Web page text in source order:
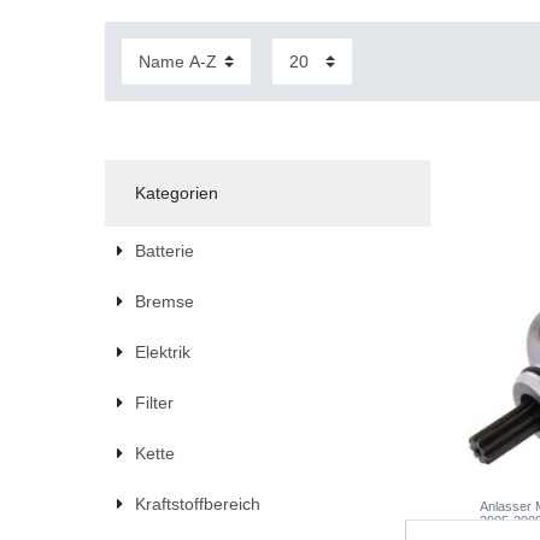
Kategorien
Batterie
Bremse
Elektrik
Filter
Kette
Kraftstoffbereich
Anlasser
2005-